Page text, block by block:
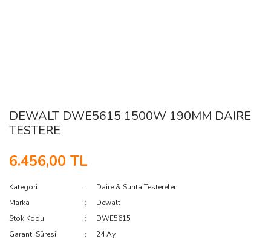
DEWALT DWE5615 1500W 190MM DAIRE
TESTERE
6.456,00 TL
Kategori
Daire & Sunta Testereler
Marka
Dewalt
Stok Kodu
DWE5615
Garanti Süresi
24 Ay